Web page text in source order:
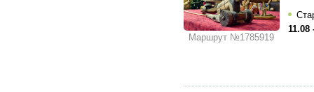
Маршрут №1785919
11.08